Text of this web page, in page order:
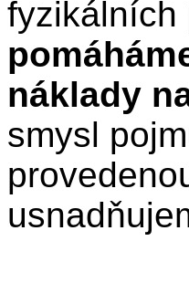
fyzikálních
náklady
smysl